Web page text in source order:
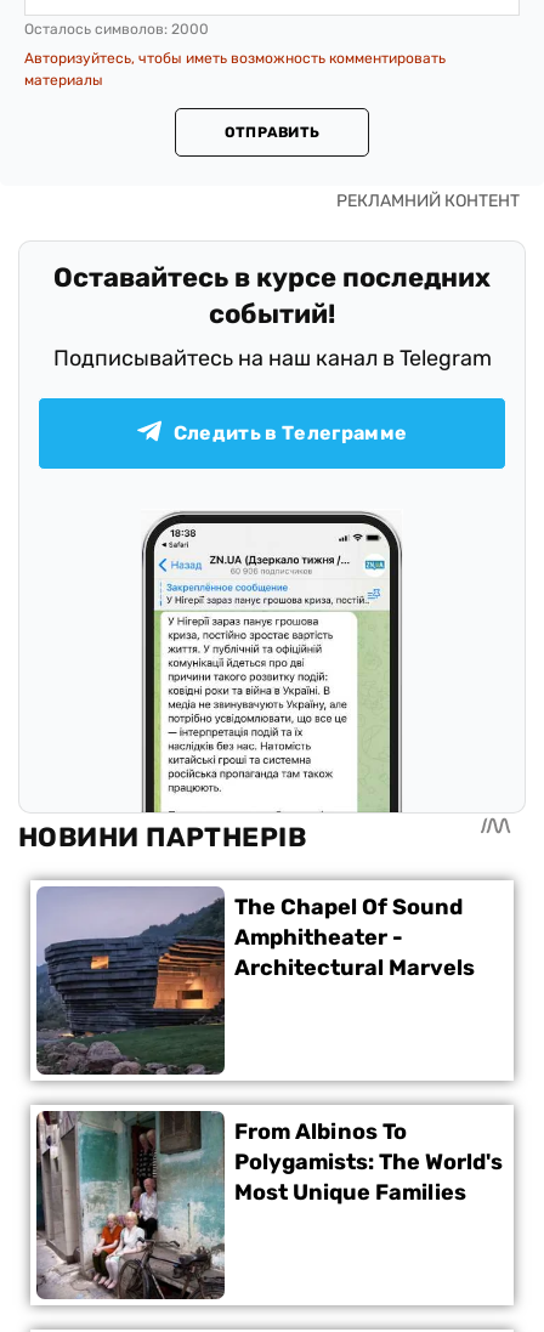
Осталось символов: 2000
Авторизуйтесь, чтобы иметь возможность комментировать
материалы
ОТПРАВИТЬ
Оставайтесь в курсе последних
событий!
Подписывайтесь на наш канал в Telegram
Следить в Телеграмме